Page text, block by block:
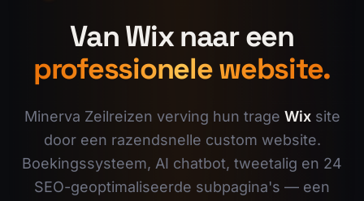
Websites
Portfolio
Prijzen 04
Over
Van Wix naar een
professionele website.
Minerva Zeilreizen verving hun trage Wix site
door een razendsnelle custom website.
Boekingssysteem, AI chatbot, tweetalig en 24
SEO-geoptimaliseerde subpagina's — een